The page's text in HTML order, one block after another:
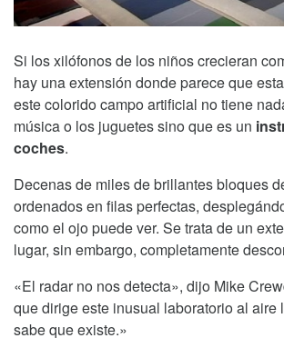
Si los xilófonos de los niños crecieran
hay una extensión donde parece que
este colorido campo artificial no tiene
música o los juguetes sino que es un
coches.
Decenas de miles de brillantes bloques
ordenados en filas perfectas,
como el ojo puede ver. Se trata de un
lugar, sin embargo, completamente
«El radar no nos detecta», dijo Mike
que dirige este inusual laboratorio al aire
sabe que existe.»